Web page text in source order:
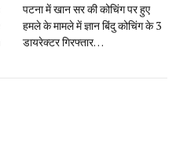
पटना में खान सर की कोचिंग पर हुए
हमले के मामले में ज्ञान बिंदु कोचिंग के 3
डायरेक्टर गिरफ्तार…